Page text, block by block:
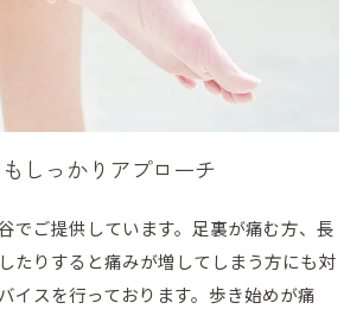
しっかりアプローチ
でご提供しています。足裏が痛む方、長
たりすると痛みが増してしまう方にも対
イスを行っております。歩き始めが痛